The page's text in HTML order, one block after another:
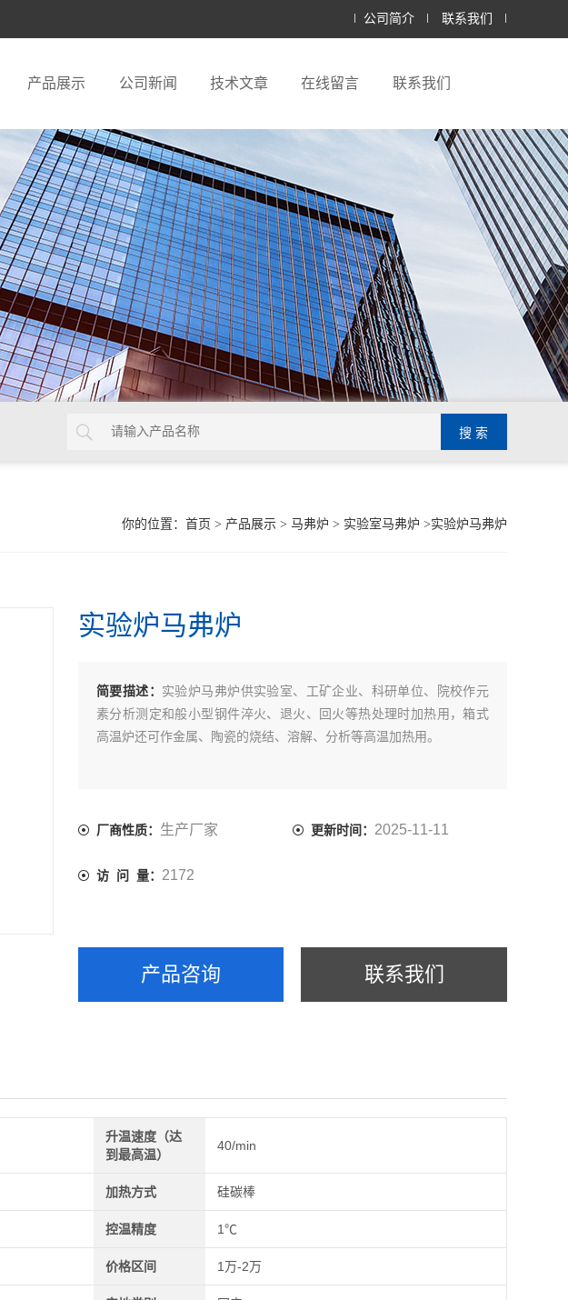
公司简介 联系我们
产品展示 公司新闻 技术文章 在线留言 联系我们
你的位置： 首页 > 产品展示> 马弗炉 > 实验室马弗炉 >实验炉马弗炉
实验炉马弗炉
简要描述： 实验炉马弗炉供实验室、工矿企业、科研单位、院校作元
素分析测定和般小型钢件淬火、退火、回火等热处理时加热用，箱式
高温炉还可作金属、陶瓷的烧结、溶解、分析等高温加热用。
厂商性质： 生产厂家 更新时间： 2025-11-11
访 问 量： 2172
产品咨询 联系我们
升温速度（达
到最高温）
40/min
加热方式 硅碳棒
控温精度 1℃
价格区间 1万-2万